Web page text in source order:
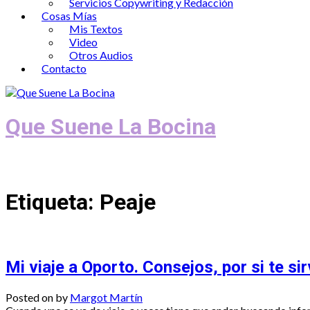
Cosas Mías
Mis Textos
Video
Otros Audios
Contacto
Que Suene La Bocina
Etiqueta: Peaje
Mi viaje a Oporto. Consejos, por si te
Posted on by Margot Martín